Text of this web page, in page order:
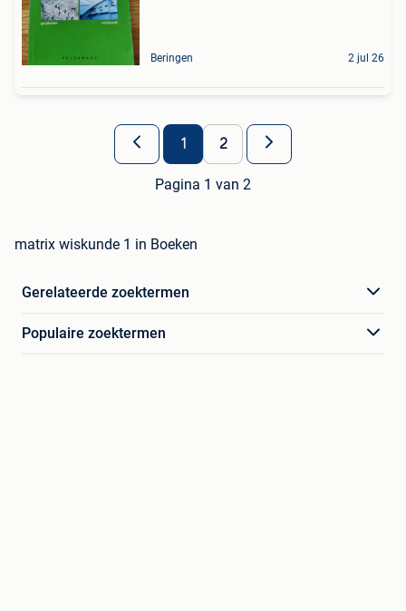
Beringen 2 jul 26
1 2
Pagina 1 van 2
matrix wiskunde 1 in Boeken
Gerelateerde zoektermen
Populaire zoektermen